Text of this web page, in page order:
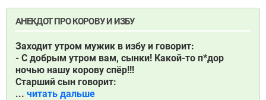
АНЕКДОТ ПРО КОРОВУ И ИЗБУ
Заходит утром мужик в избу и говорит:
- С добрым утром вам, сынки! Какой-то п*дор
ночью нашу корову спёр!!!
Старший сын говорит:
... читать дальше